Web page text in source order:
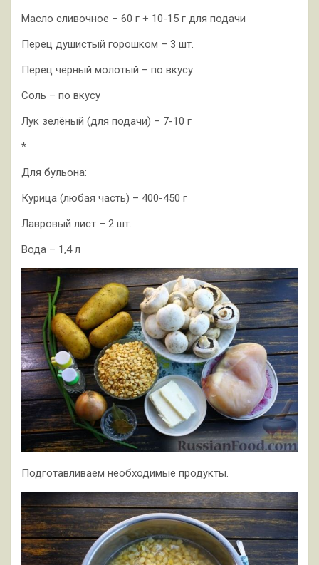
Масло сливочное – 60 г + 10-15 г для подачи
Перец душистый горошком – 3 шт.
Перец чёрный молотый – по вкусу
Соль – по вкусу
Лук зелёный (для подачи) – 7-10 г
*
Для бульона:
Курица (любая часть) – 400-450 г
Лавровый лист – 2 шт.
Вода – 1,4 л
Подготавливаем необходимые продукты.